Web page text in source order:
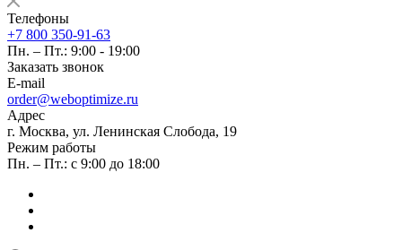
Телефоны
+7 800 350-91-63
Пн. – Пт.: 9:00 - 19:00
Заказать звонок
E-mail
order@weboptimize.ru
Адрес
г. Москва, ул. Ленинская Слобода, 19
Режим работы
Пн. – Пт.: с 9:00 до 18:00